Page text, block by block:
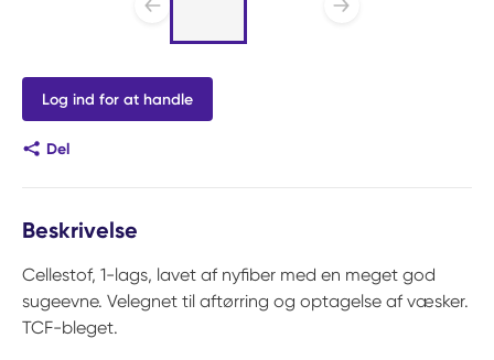
Forrige slide
Log ind for at handle
Del
Beskrivelse
Cellestof, 1-lags, lavet af nyfiber med en meget god
sugeevne. Velegnet til aftørring og optagelse af væsker.
TCF-bleget.